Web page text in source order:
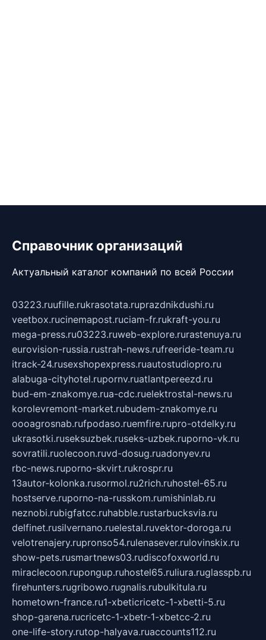
Справочник организаций
Актуальный каталог компаний по всей России
03223.ruufille.rukrasotata.ruprazdnikdushi.ru
veetbox.rucinemapost.ruciam-fr.rukraft-you.ru
mega-press.ru03223.ruweb-explore.rurastenuya.ru
eurovision-russia.rustrah-news.rufreeride-team.ru
itrack-24.rusexshopexpress.ruautostudiopro.ru
alabuga-cityhotel.rupornv.ruatlantpereezd.ru
bud-em-znakomye.rua-cdc.ruelektrostal-news.ru
korolevremont-market.rubudem-znakomye.ru
oooagrosnab.rufpodaso.ruemfire.rupro-otdelky.ru
ukrasotki.ruseksuzbek.ruseks-uzbek.ruporno-vk.ru
sovratili.ruolecoon.ruvd-dosug.ruadonyev.ru
rbc-news.ruporno-skvirt.rukrospr.ru
13autor-kolonka.rusormol.ru2rich.ruhostel-65.ru
hostserve.ruporno-na-russkom.rumishinlab.ru
neznobi.rubigfatcc.ruhabble.rustarbucksvia.ru
delfinet.rusilvernano.ruelestal.ruvektor-doroga.ru
velotrenajery.rupronso54.rulenasever.rulovinskix.ru
show-pets.rusmartnews03.rudiscofoxworld.ru
miraclecoon.rupongup.ruhostel65.ruliura.ruglasspb.ru
firehunters.rugribowo.rugnalis.rubulkitula.ru
hometown-france.ru1-xbeticricetc-1-xbetti-5.ru
shop-garena.rucricetc-1-xbetr-1-xbetcc-2.ru
one-life-story.rutop-halyava.ruaccounts112.ru